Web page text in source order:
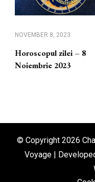
NOVEMBER 8, 2023
Horoscopul zilei – 8
Noiembrie 2023
© Copyright 2026
Voyage |